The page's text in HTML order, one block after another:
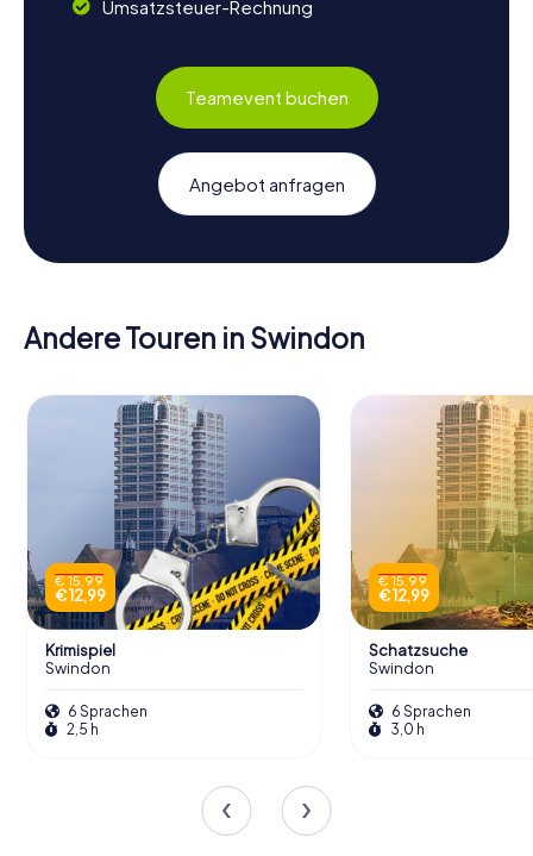
Umsatzsteuer-Rechnung
Teamevent buchen
Angebot anfragen
Andere Touren in Swindon
€ 15,99
€ 12,99
Krimispiel
Swindon
6 Sprachen
2,5 h
€ 15,99
€ 12,99
Schatzsuche
Swindon
6 Sprachen
3,0 h